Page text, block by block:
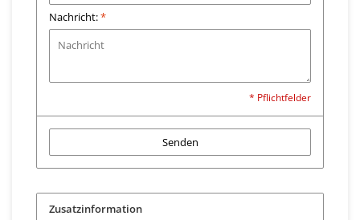
Nachricht:*
* Pflichtfelder
Senden
Zusatzinformation